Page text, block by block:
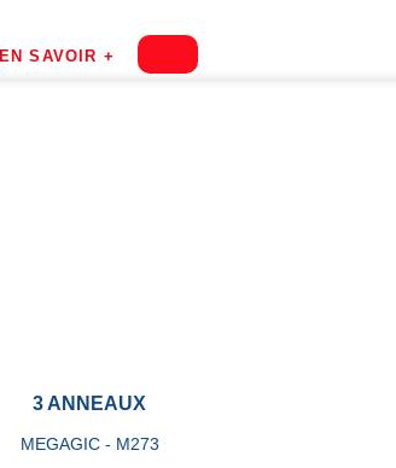
EN SAVOIR +
3 ANNEAUX
MEGAGIC - M273